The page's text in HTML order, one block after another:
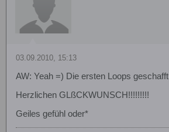
03.09.2010, 15:13
AW: Yeah =) Die ersten Loops geschafft
Herzlichen GLßCKWUNSCH!!!!!!!!!
Geiles gefühl oder*